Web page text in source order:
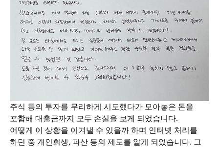
주식 등의 투자를 무리하게 시도했다가 모아놓은 돈을
포함해 대출금까지 모두 손실을 보게 되었습니다.
어떻게 이 상황을 이겨낼 수 있을까 하며 인터넷 처리를
하던 중 개인회생, 파산 등의 제도를 알게 되었습니다. 그